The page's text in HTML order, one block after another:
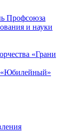
Профсоюза
и науки
«Грани
«Юбилейный»